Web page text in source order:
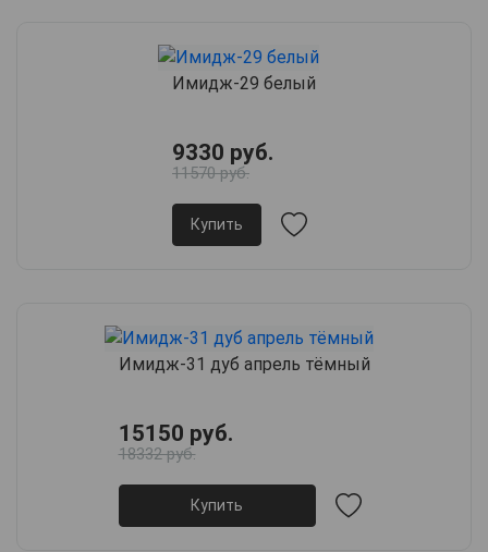
Имидж-29 белый
9330 руб.
11570 руб.
Купить
Имидж-31 дуб апрель тёмный
15150 руб.
18332 руб.
Купить